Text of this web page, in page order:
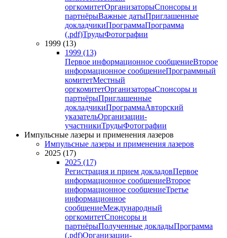
оргкомитетОрганизаторыСпонсоры и
партнёрыВажные датыПриглашенные
докладчикиПрограммаПрограмма
(.pdf)ТрудыФотографии
1999 (13)
1999 (13)
Первое информационное сообщениеВторое
информационное сообщениеПрограммный
комитетМестный
оргкомитетОрганизаторыСпонсоры и
партнёрыПриглашенные
докладчикиПрограммаАвторский
указательОрганизации-
участникиТрудыФотографии
Импульсные лазеры и применения лазеров
Импульсные лазеры и применения лазеров
2025 (17)
2025 (17)
Регистрация и прием докладовПервое
информационное сообщениеВторое
информационное сообщениеТретье
информационное
сообщениеМеждународный
оргкомитетСпонсоры и
партнёрыПолученные докладыПрограмма
(.pdf)Организации-